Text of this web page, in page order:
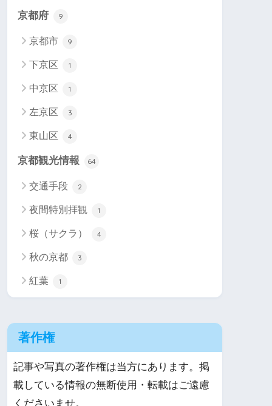
京都府 9
京都市 9
下京区 1
中京区 1
左京区 3
東山区 4
京都観光情報 64
交通手段 2
夜間特別拝観 1
桜（サクラ） 4
秋の京都 3
紅葉 1
著作権
記事や写真の著作権は当方にあります。掲
載している情報の無断使用・転載はご遠慮
くださいませ。